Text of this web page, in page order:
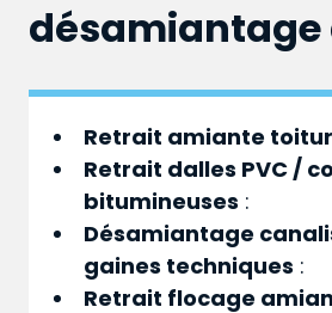
désamiantage
Retrait amiante
Retrait dalles PVC /
bitumineuses :
Désamiantage
gaines techniques :
Retrait flocage